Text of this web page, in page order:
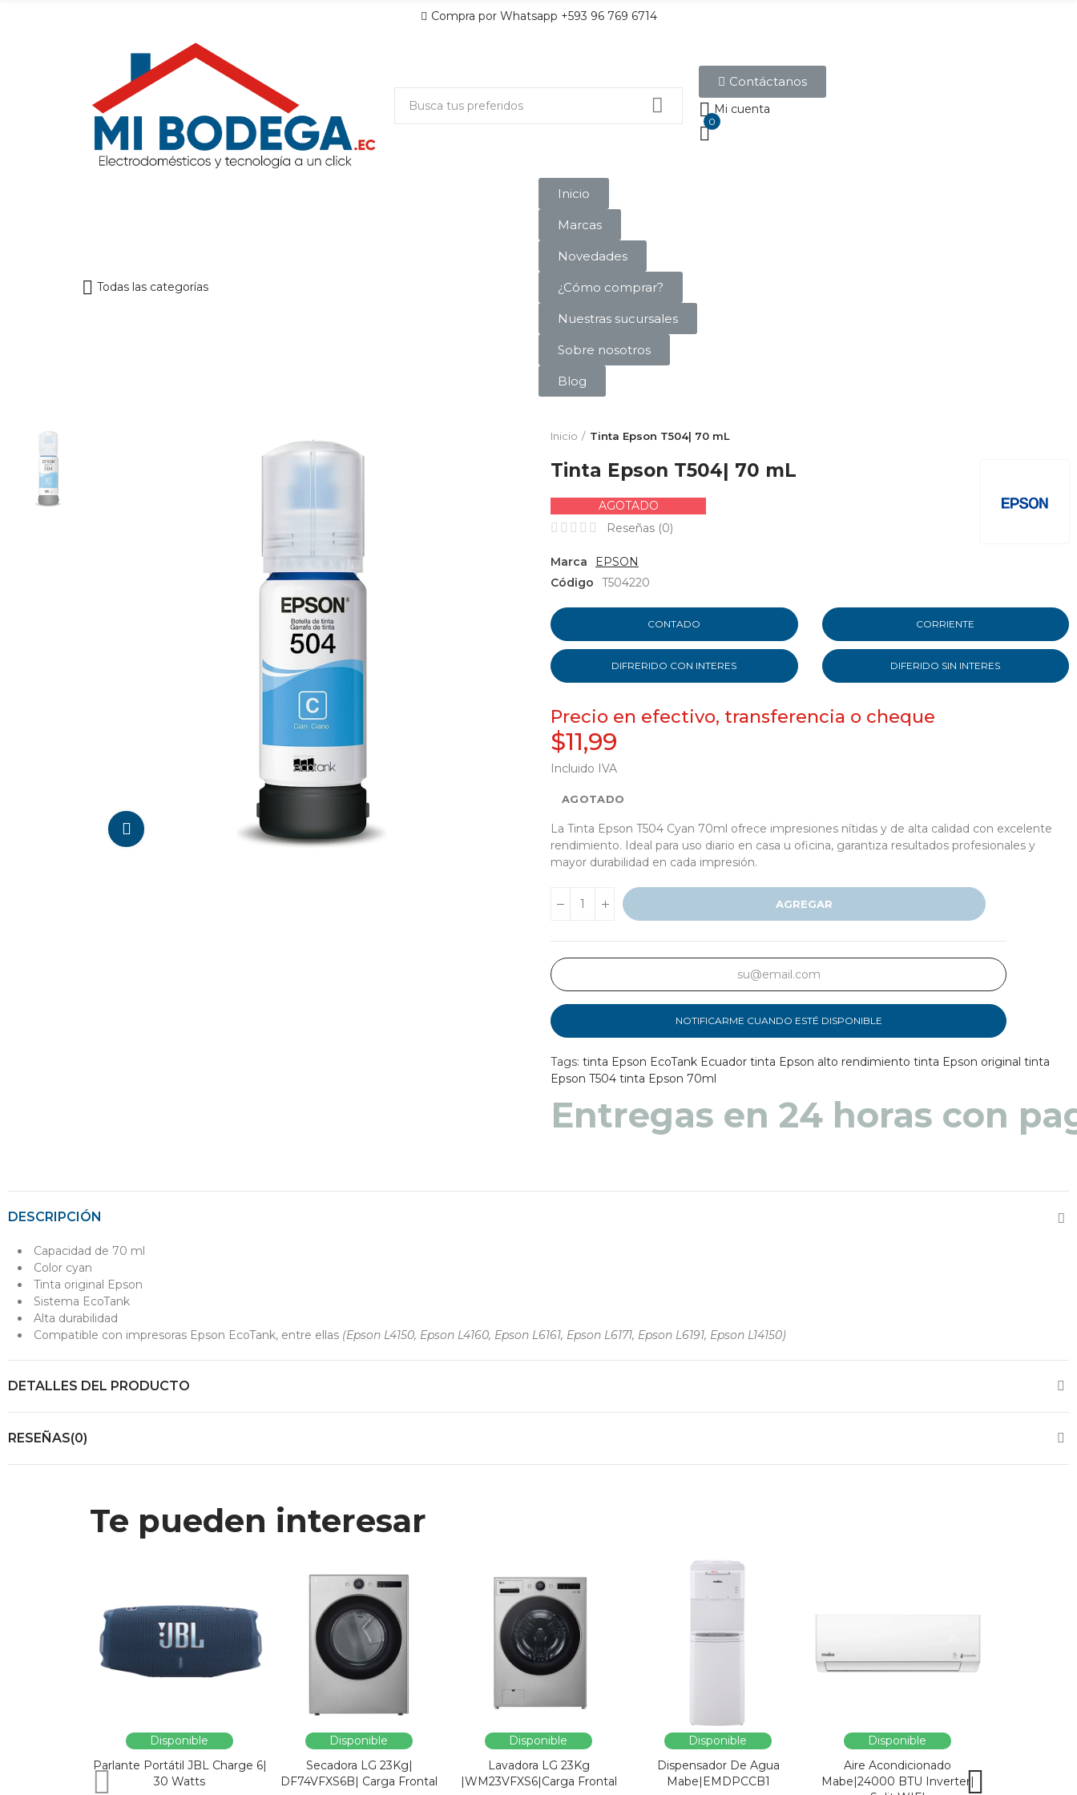
Compra por Whatsapp +593 96 769 6714
Contáctanos
Mi cuenta
0
Todas las categorías
Inicio
Marcas
Novedades
¿Cómo comprar?
Nuestras sucursales
Sobre nosotros
Blog
Da click para agrandar
Inicio Tinta Epson T504| 70 mL
Tinta Epson T504| 70 mL
AGOTADO
Reseñas (0)
Marca
EPSON
Código
T504220
CONTADO CORRIENTE
DIFRERIDO CON INTERES DIFERIDO SIN INTERES
Precio en efectivo, transferencia o cheque
$11,99
Incluido IVA
AGOTADO
La Tinta Epson T504 Cyan 70ml ofrece impresiones nítidas y de alta calidad con excelente
rendimiento. Ideal para uso diario en casa u oficina, garantiza resultados profesionales y
mayor durabilidad en cada impresión.
AGREGAR
NOTIFICARME CUANDO ESTÉ DISPONIBLE
Tags: tinta Epson EcoTank Ecuador tinta Epson alto rendimiento tinta Epson original tinta
Epson T504 tinta Epson 70ml
Entregas en 24 horas con
DESCRIPCIÓN
Capacidad de 70 ml
Color cyan
Tinta original Epson
Sistema EcoTank
Alta durabilidad
Compatible con impresoras Epson EcoTank, entre ellas (Epson L4150, Epson L4160, Epson L6161, Epson L6171, Epson L6191, Epson L14150)
DETALLES DEL PRODUCTO
RESEÑAS(0)
Te pueden interesar
Disponible
Parlante Portátil JBL Charge 6|
30 Watts
Disponible
Secadora LG 23Kg|
DF74VFXS6B| Carga Frontal
Disponible
Lavadora LG 23Kg
|WM23VFXS6|Carga Frontal
Disponible
Dispensador De Agua
Mabe|EMDPCCB1
Disponible
Aire Acondicionado
Mabe|24000 BTU Inverter|